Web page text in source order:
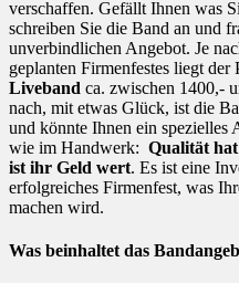
verschaffen. Gefällt Ihnen was
schreiben Sie die Band an und
unverbindlichen Angebot. Je
geplanten Firmenfestes liegt der
Liveband ca. zwischen 1400,-
nach, mit etwas Glück, ist die
und könnte Ihnen ein spezielles
wie im Handwerk: Qualität
ist ihr Geld wert. Es ist eine
erfolgreiches Firmenfest, was
machen wird.
Was beinhaltet das